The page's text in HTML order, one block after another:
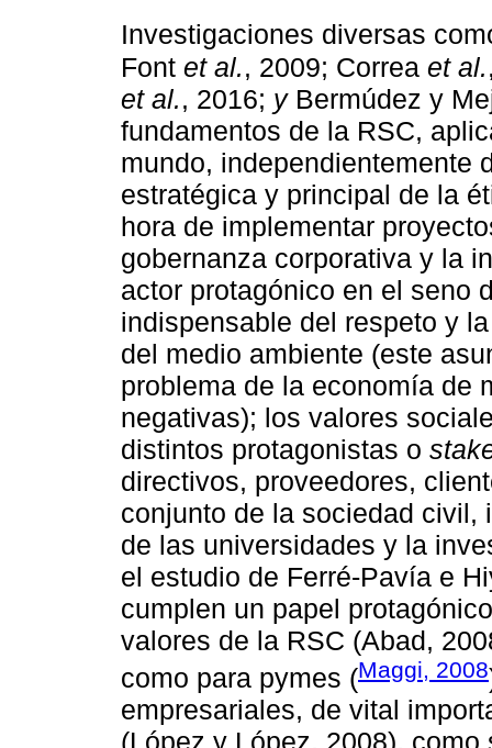
Investigaciones diversas
Font et al., 2009; Correa et al.
et al., 2016; yBermúdez y
fundamentos de la RSC,
mundo, independientemente
estratégica y principal de la
hora de implementar
gobernanza corporativa y la
actor protagónico en el seno
indispensable del respeto y
del medio ambiente (este
problema de la economía de
negativas); los valores
distintos protagonistas o
directivos, proveedores,
conjunto de la sociedad civil,
de las universidades y la
el estudio de Ferré-Pavía e
cumplen un papel
valores de la RSC (Abad,
como para pymes (Maggi, 2008
empresariales, de vital
(López y López, 2008),